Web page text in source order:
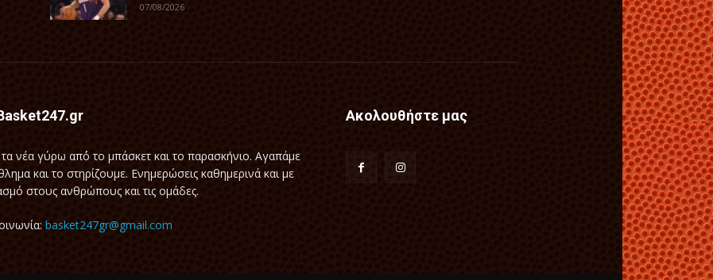
07/08/2026
νέα γύρω απ΄ό το μπάσκετ και το παρασκήνιο. Αγαπάμε
και το στηρίζουμε. Ενημερώσεις καθημερινά και με
στους ανθρώπους και τις ομάδες.
basket247gr@gmail.com
Ακολουθήστε μας